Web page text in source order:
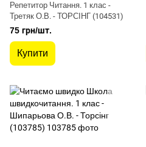
Репетитор Читання. 1 клас -
Третяк О.В. - ТОРСІНГ (104531)
75 грн/шт.
Купити